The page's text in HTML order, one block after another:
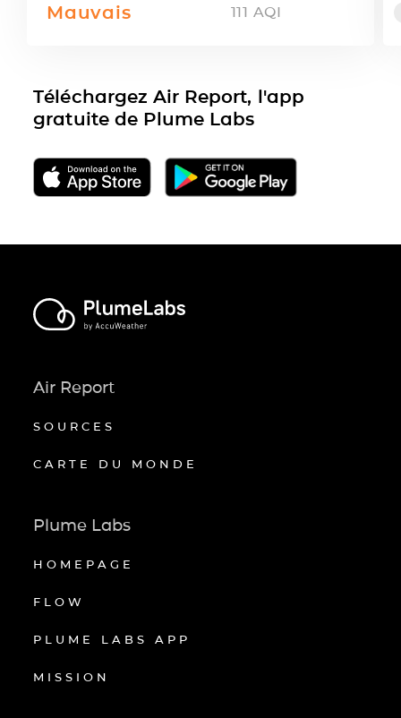
Mauvais 111 AQI
Téléchargez Air Report, l'app
gratuite de Plume Labs
Air Report
SOURCES
CARTE DU MONDE
Plume Labs
HOMEPAGE
FLOW
PLUME LABS APP
MISSION